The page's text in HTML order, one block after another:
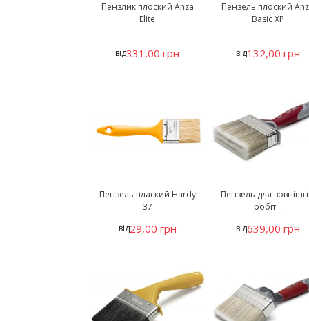
Пензлик плоский Anza
Elite
від331,00 грн
Пензель плоский
Basic XР
від132,00 грн
Пензель плаский Hardy
37
від29,00 грн
Пензель для
робіт...
від639,00 грн